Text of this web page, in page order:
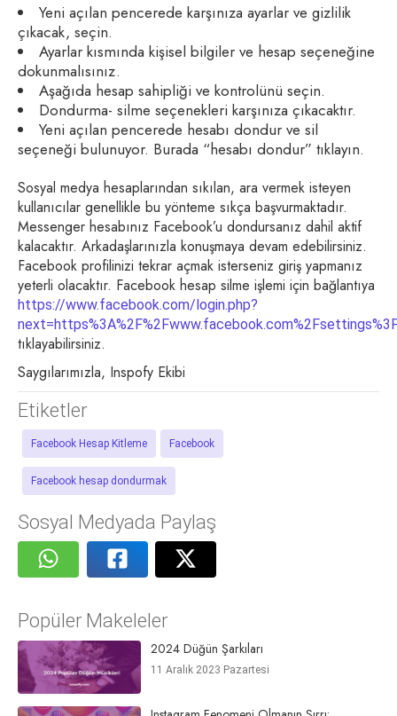
Yeni açılan pencerede karşınıza ayarlar ve gizlilik
çıkacak, seçin.
Ayarlar kısmında kişisel bilgiler ve hesap seçeneğine
dokunmalısınız.
Aşağıda hesap sahipliği ve kontrolünü seçin.
Dondurma- silme seçenekleri karşınıza çıkacaktır.
Yeni açılan pencerede hesabı dondur ve sil
seçeneği bulunuyor. Burada “hesabı dondur” tıklayın.
Sosyal medya hesaplarından sıkılan, ara vermek isteyen
kullanıcılar genellikle bu yönteme sıkça başvurmaktadır.
Messenger hesabınız Facebook’u dondursanız dahil aktif
kalacaktır. Arkadaşlarınızla konuşmaya devam edebilirsiniz.
Facebook profilinizi tekrar açmak isterseniz giriş yapmanız
yeterli olacaktır. Facebook hesap silme işlemi için bağlantıya
https://www.facebook.com/login.php?
tıklayabilirsiniz.
Saygılarımızla, Inspofy Ekibi
Etiketler
Facebook Hesap Kitleme Facebook
Facebook hesap dondurmak
Sosyal Medyada Paylaş
Popüler Makeleler
2024 Düğün Şarkıları
11 Aralık 2023 Pazartesi